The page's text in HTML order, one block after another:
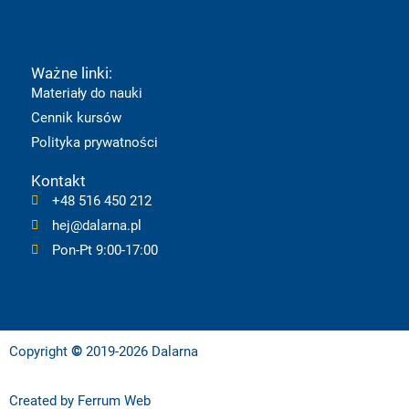
o
o
k
b
e
Ważne linki:
Materiały do nauki
Cennik kursów
Polityka prywatności
Kontakt
+48 516 450 212
hej@dalarna.pl
Pon-Pt 9:00-17:00
Copyright © 2019-2026 Dalarna
Created by Ferrum Web